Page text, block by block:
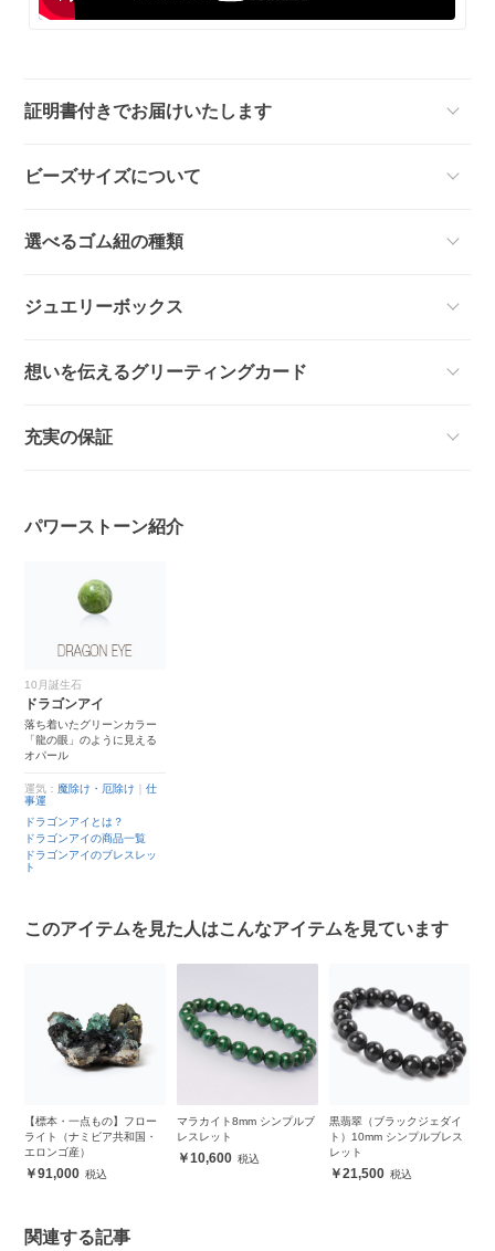
証明書付きでお届けいたします
ビーズサイズについて
選べるゴム紐の種類
ジュエリーボックス
想いを伝えるグリーティングカード
充実の保証
パワーストーン紹介
10月誕生石
ドラゴンアイ
落ち着いたグリーンカラー
「龍の眼」のように見える
オパール
運気： 魔除け・厄除け ｜仕
事運
ドラゴンアイとは？
ドラゴンアイの商品一覧
ドラゴンアイのブレスレッ
ト
このアイテムを見た人はこんなアイテムを見ています
【標本・一点もの】フロー
ライト（ナミビア共和国・
エロンゴ産）
91,000
マラカイト8mm シンプルブ
レスレット
10,600
黒翡翠（ブラックジェダイ
ト）10mm シンプルブレス
レット
21,500
関連する記事